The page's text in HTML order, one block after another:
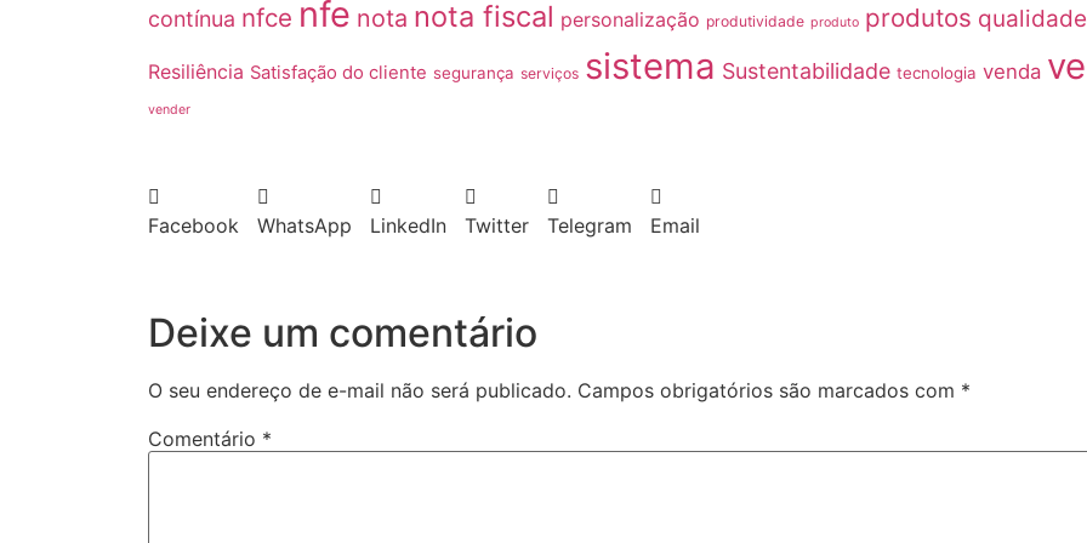
contínua nfce nfe nota nota fiscal personalização produtividade produto produtos qualidade
Resiliência Satisfação do cliente segurança serviços sistema Sustentabilidade tecnologia venda
vender
Facebook WhatsApp LinkedIn Twitter Telegram Email
Deixe um comentário
O seu endereço de e-mail não será publicado. Campos obrigatórios são marcados com *
Comentário *